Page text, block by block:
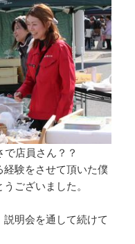
店員さん？？
験をさせて頂いた僕
うございました。
明会を通して続けて